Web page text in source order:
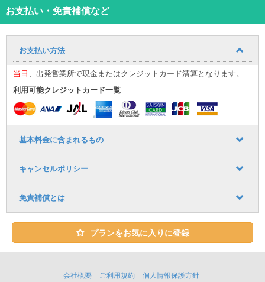
令和5年式のMINIコンバーチブルが入庫しました☆
MINIならではのゴーカートフィーリングをお楽しみいただけます♪
あなたの宮古島旅行を特別なものにしてくれること間違いなし！！
特別な車両でいつもと違った特別なご旅行を♪
ユニバースレンタカーの高品質な車・サービスでストレスフリーで
快適な旅を♪
★ユニバースレンタカーをご利用のお客様への嬉しいサービス
・タクシー送迎サービス
宮古空港に到着しましたらタクシーで店舗までお越し下さい。
空港から店舗までの直送のみ料金をお支払致します。
その際はフライト時間に合わせて到着口にて「ユニバースレンタカ
お支払い・免責補償など
お支払い方法
当日
、出発営業所で現金またはクレジットカード清算となります。
利用可能クレジットカード一覧
基本料金に含まれるもの
キャンセルポリシー
免責補償とは
プランをお気に入りに登録
会社概要 ご利用規約 個人情報保護方針